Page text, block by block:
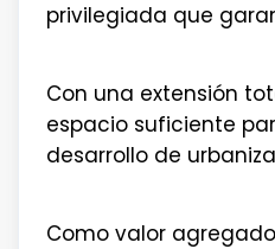
privilegiada que
Con una extensión
espacio suficiente
desarrollo de
Como valor